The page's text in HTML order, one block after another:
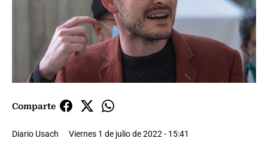
Comparte
Diario Usach Viernes 1 de julio de 2022 - 15:41